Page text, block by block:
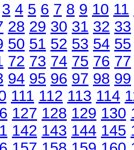
3 4 5 6 7 8 9 10 11
28 29 30 31 32 33
50 51 52 53 54 55
72 73 74 75 76 77
94 95 96 97 98 99
111 112 113 114
127 128 129 130
142 143 144 145